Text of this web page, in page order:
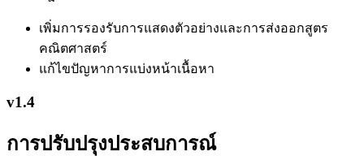
เพิ่มการรองรับการแสดงตัวอย่างและการส่งออกสูตร
คณิตศาสตร์
แก้ไขปัญหาการแบ่งหน้าเนื้อหา
v1.4
การปรับปรุงประสบการณ์